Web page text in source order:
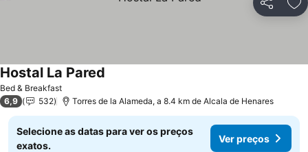
Partilhar
Bed & Breakfast
Hostal La Pared
6,9 532 Torres de la Alameda, a 8.4 km de Alcala de Henares
Selecione as datas para ver os preços
exatos.
Ver preços